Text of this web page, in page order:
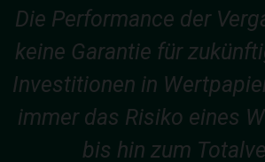
Die Performance der
keine Garantie für
Investitionen in
immer das Risiko eines
bis hin zum